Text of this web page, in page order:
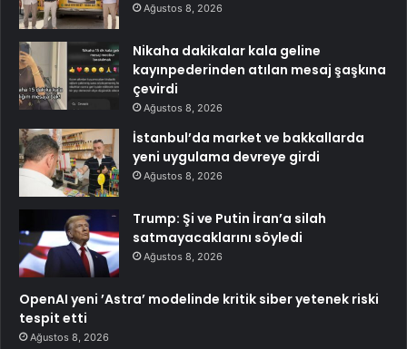
Ağustos 8, 2026
Nikaha dakikalar kala geline
kayınpederinden atılan mesaj şaşkına
çevirdi
Ağustos 8, 2026
İstanbul’da market ve bakkallarda
yeni uygulama devreye girdi
Ağustos 8, 2026
Trump: Şi ve Putin İran’a silah
satmayacaklarını söyledi
Ağustos 8, 2026
OpenAI yeni ’Astra’ modelinde kritik siber yetenek riski
tespit etti
Ağustos 8, 2026